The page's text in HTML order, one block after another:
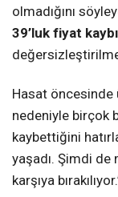
olmadığını
39’luk fiyat
Hasat öncesinde
nedeniyle birçok
kaybettiğini
yaşadı. Şimdi de
karşıya